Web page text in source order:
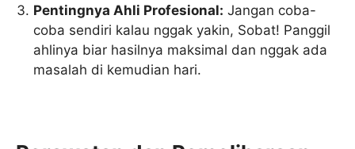
Pentingnya Ahli Profesional: Jangan coba-
coba sendiri kalau nggak yakin, Sobat! Panggil
ahlinya biar hasilnya maksimal dan nggak ada
masalah di kemudian hari.